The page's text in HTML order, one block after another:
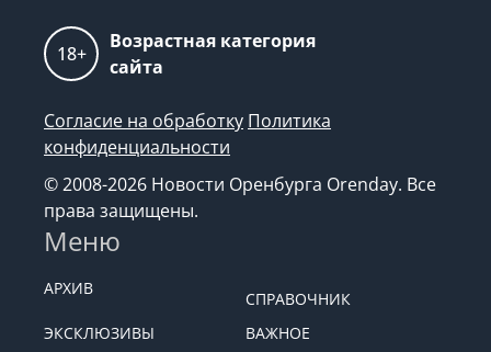
18+
Возрастная категория
сайта
Согласие на обработку Политика
конфиденциальности
© 2008-2026 Новости Оренбурга Orenday. Все
права защищены.
Меню
АРХИВ
СПРАВОЧНИК
ЭКСКЛЮЗИВЫ
ВАЖНОЕ